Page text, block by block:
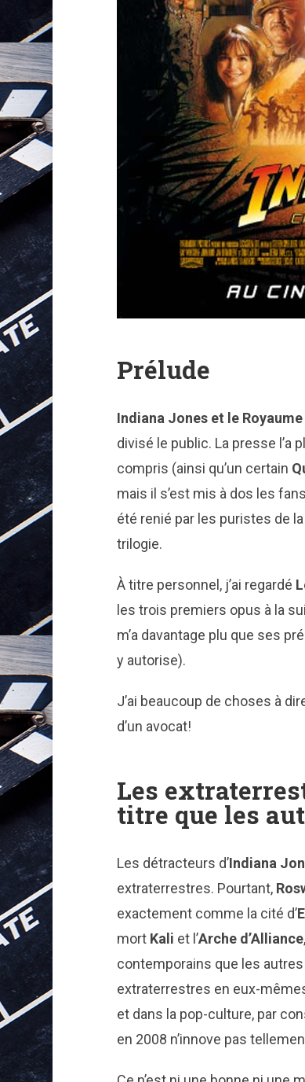
Prélude
Indiana Jones et le
divisé le public. La presse l’a
compris (ainsi qu’un certain
mais il s’est mis à dos les
été renié par les puristes de
trilogie.
À titre personnel, j’ai regardé
les trois premiers opus à la
m’a davantage plu que ses
y autorise).
J’ai beaucoup de choses à
d’un avocat!
Les
titre que les
Les détracteurs d’Indiana
extraterrestres. Pourtant,
exactement comme la cité d’
mort Kali et l’Arche d’Alliance
contemporains que les
extraterrestres en eux-
et dans la pop-culture, par
en 2008 n’innove pas